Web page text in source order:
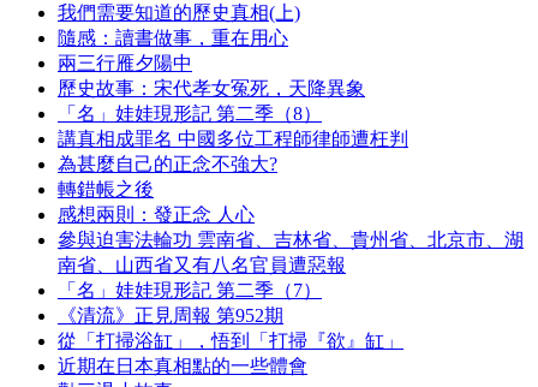
我們需要知道的歷史真相(上)
隨感：讀書做事，重在用心
兩三行雁夕陽中
歷史故事：宋代孝女冤死，天降異象
「名」娃娃現形記 第二季（8）
講真相成罪名 中國多位工程師律師遭枉判
為甚麼自己的正念不強大?
轉錯帳之後
感想兩則：發正念 人心
參與迫害法輪功 雲南省、吉林省、貴州省、北京市、湖
南省、山西省又有八名官員遭惡報
「名」娃娃現形記 第二季（7）
《清流》正見周報 第952期
從「打掃浴缸」，悟到「打掃『欲』缸」
近期在日本真相點的一些體會